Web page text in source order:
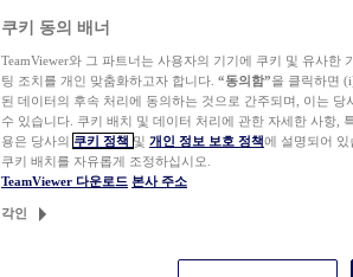
쿠키 동의 배너
TeamViewer와 그 파트너는 사용자의 기기에 쿠키 및 유사
팅 조치를 개인 맞춤화하고자 합니다. “동의함”을 클릭하면
된 데이터의 후속 처리에 동의하는 것으로 간주되며, 이는
수 있습니다. 쿠키 배치 및 데이터 처리에 관한 자세한 사항,
용은 당사의 쿠키 정책 및 개인 정보 보호 정책에 설명되어 있
쿠키 배치를 자유롭게 조정하십시오.
TeamViewer 다운로드 본사 주소
각인